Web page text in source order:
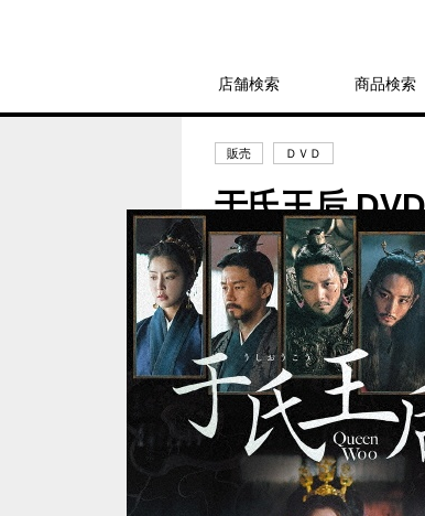
店舗検索 商品検索
販売 ＤＶＤ
于氏王后
16,940円
発売日：2025年5月2日